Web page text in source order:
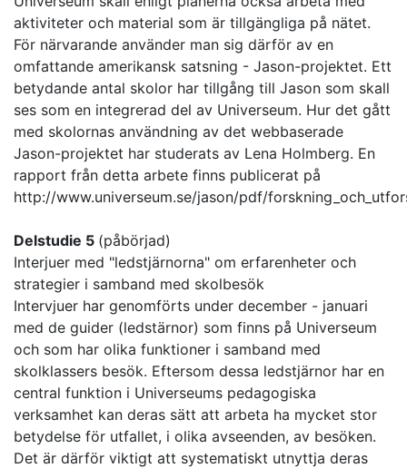
aktiviteter och material som är tillgängliga på nätet.
För närvarande använder man sig därför av en
omfattande amerikansk satsning - Jason-projektet. Ett
betydande antal skolor har tillgång till Jason som skall
ses som en integrerad del av Universeum. Hur det gått
med skolornas användning av det webbaserade
Jason-projektet har studerats av Lena Holmberg. En
rapport från detta arbete finns publicerat på
http://www.universeum.se/jason/pdf/
Delstudie 5 (påbörjad)
Interjuer med "ledstjärnorna" om erfarenheter och
strategier i samband med skolbesök
Intervjuer har genomförts under december - januari
med de guider (ledstärnor) som finns på Universeum
och som har olika funktioner i samband med
skolklassers besök. Eftersom dessa ledstjärnor har en
central funktion i Universeums pedagogiska
verksamhet kan deras sätt att arbeta ha mycket stor
betydelse för utfallet, i olika avseenden, av besöken.
Det är därför viktigt att systematiskt utnyttja deras